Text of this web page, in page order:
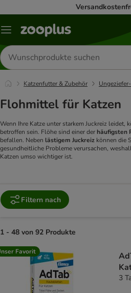
Menü
Produkte
suchen
Katzenfutter & Zubehör
Flohmittel für Katzen
Wenn Ihre Katze unter starkem Juckreiz leidet,
betroffen sein. Flöhe sind einer der häufigsten
befallen. Neben lästigem Juckreiz können die
gesundheitliche Probleme verursachen,
Katzen umso wichtiger ist.
Filtern nach
1 - 48 von 92 Produkte
product items have been changed
Favorit
3